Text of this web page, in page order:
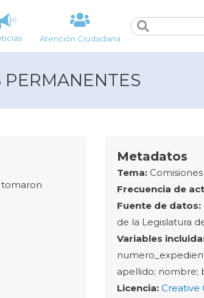
Atención Ciudadana
PERMANENTES
tomaron
Metadatos
Tema:Comisiones
Frecuencia de
Fuente de datos:
de la Legislatura
Variables
apellido; nombre;
Licencia: Creative